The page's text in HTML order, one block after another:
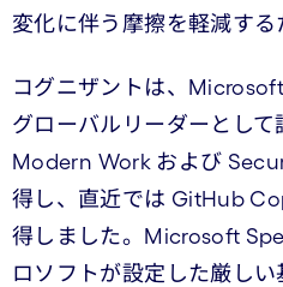
変化に伴う摩擦を軽減する
コグニザントは、
グローバルリーダーとして
Modern Work および
得し、直近では GitHub
得しました。Microsoft
ロソフトが設定した厳し